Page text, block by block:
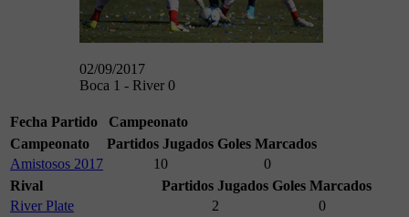
02/09/2017
Boca 1 - River 0
Fecha Partido
Campeonato
Campeonato
Partidos Jugados Goles Marcados
Amistosos 2017
10
0
Rival
Partidos Jugados Goles Marcados
River Plate
2
0